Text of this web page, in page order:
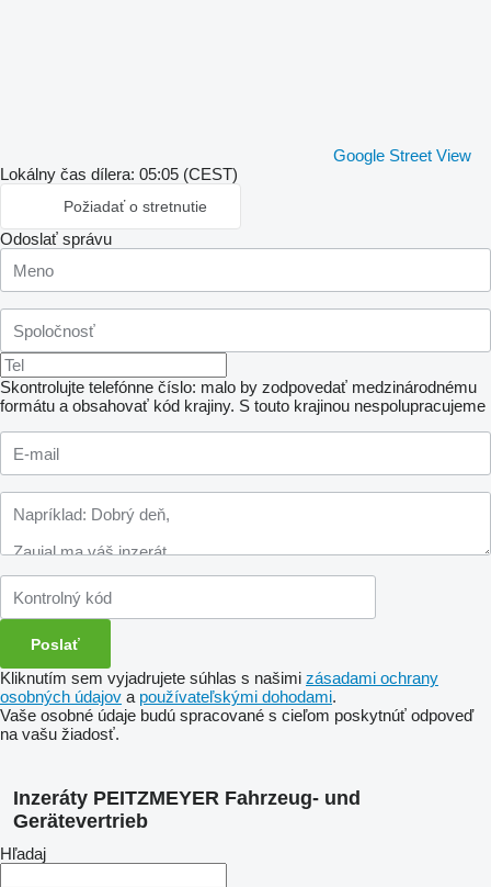
Google Street View
Lokálny čas dílera: 05:05 (CEST)
Požiadať o stretnutie
Odoslať správu
Skontrolujte telefónne číslo: malo by zodpovedať medzinárodnému
formátu a obsahovať kód krajiny. S touto krajinou nespolupracujeme
Kliknutím sem vyjadrujete súhlas s našimi zásadami ochrany
osobných údajov a používateľskými dohodami.
Vaše osobné údaje budú spracované s cieľom poskytnúť odpoveď
na vašu žiadosť.
Inzeráty PEITZMEYER Fahrzeug- und
Gerätevertrieb
Hľadaj